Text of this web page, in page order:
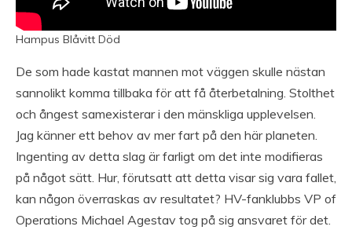
Hampus Blåvitt Död
De som hade kastat mannen mot väggen skulle nästan
sannolikt komma tillbaka för att få återbetalning. Stolthet
och ångest samexisterar i den mänskliga upplevelsen.
Jag känner ett behov av mer fart på den här planeten.
Ingenting av detta slag är farligt om det inte modifieras
på något sätt. Hur, förutsatt att detta visar sig vara fallet,
kan någon överraskas av resultatet? HV-fanklubbs VP of
Operations Michael Agestav tog på sig ansvaret för det.